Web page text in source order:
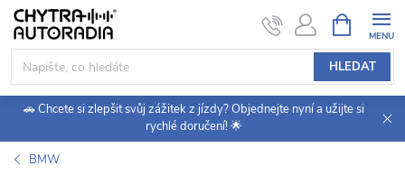
Přejít
obsah
HLEDAT
NÁKUPNÍ
KOŠÍK
🚗 Chcete si zlepšit svůj zážitek z jízdy? Objednejte nyní a užijte si
rychlé doručení! 🌟
BMW